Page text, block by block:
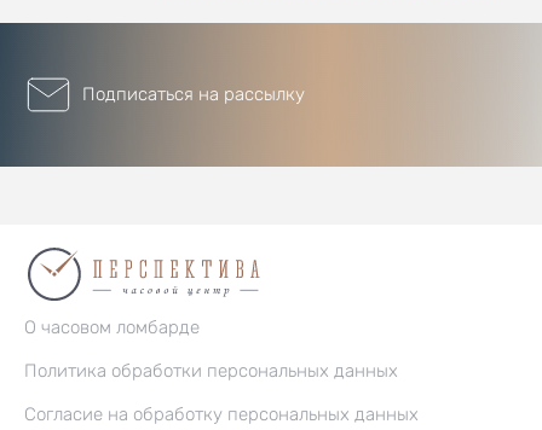
Подписаться на рассылку
О часовом ломбарде
Политика обработки персональных данных
Согласие на обработку персональных данных